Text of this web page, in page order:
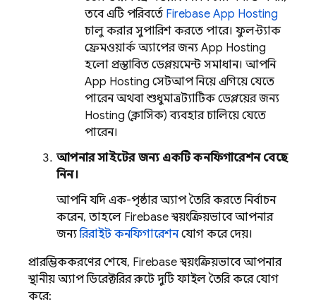
তবে এটি পরিবর্তে Firebase App Hosting
চালু করার সুপারিশ করতে পারে। ফুল-স্ট্যাক
ফ্রেমওয়ার্ক অ্যাপের জন্য App Hosting
হলো প্রস্তাবিত ডেপ্লয়মেন্ট সমাধান। আপনি
App Hosting সেটআপ নিয়ে এগিয়ে যেতে
পারেন অথবা শুধুমাত্র স্ট্যাটিক ডেপ্লয়ের জন্য
Hosting (ক্লাসিক) ব্যবহার চালিয়ে যেতে
পারেন।
আপনার সাইটের জন্য একটি কনফিগারেশন বেছে
নিন।
আপনি যদি এক-পৃষ্ঠার অ্যাপ তৈরি করতে নির্বাচন
করেন, তাহলে Firebase স্বয়ংক্রিয়ভাবে আপনার
জন্যরিরাইট কনফিগারেশনযোগ করে দেয়।
প্রারম্ভিককরণের শেষে, Firebase স্বয়ংক্রিয়ভাবে আপনার
স্থানীয় অ্যাপ ডিরেক্টরির রুটে দুটি ফাইল তৈরি করে যোগ
করে: